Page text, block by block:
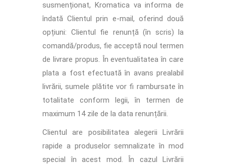
susmenționat, Kromatica va informa de
îndată Clientul prin e-mail, oferind două
opțiuni: Clientul fie renunță (în scris) la
comandă/produs, fie acceptă noul termen
de livrare propus. În eventualitatea în care
plata a fost efectuată în avans prealabil
livrării, sumele plătite vor fi rambursate în
totalitate conform legii, în termen de
maximum 14 zile de la data renunțării.
Clientul are posibilitatea alegerii Livrării
rapide a produselor semnalizate în mod
special în acest mod. În cazul Livrării